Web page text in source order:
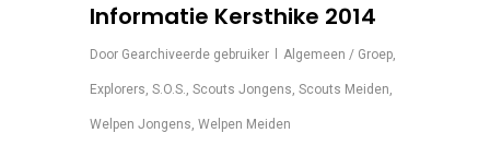
Informatie Kersthike 2014
Door Gearchiveerde gebruiker Algemeen / Groep,
Explorers, S.O.S., Scouts Jongens, Scouts Meiden,
Welpen Jongens, Welpen Meiden